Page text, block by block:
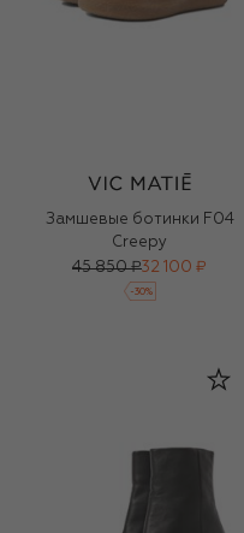
Замшевые ботинки F04
Creepy
45 850 ₽32 100 ₽
-30%